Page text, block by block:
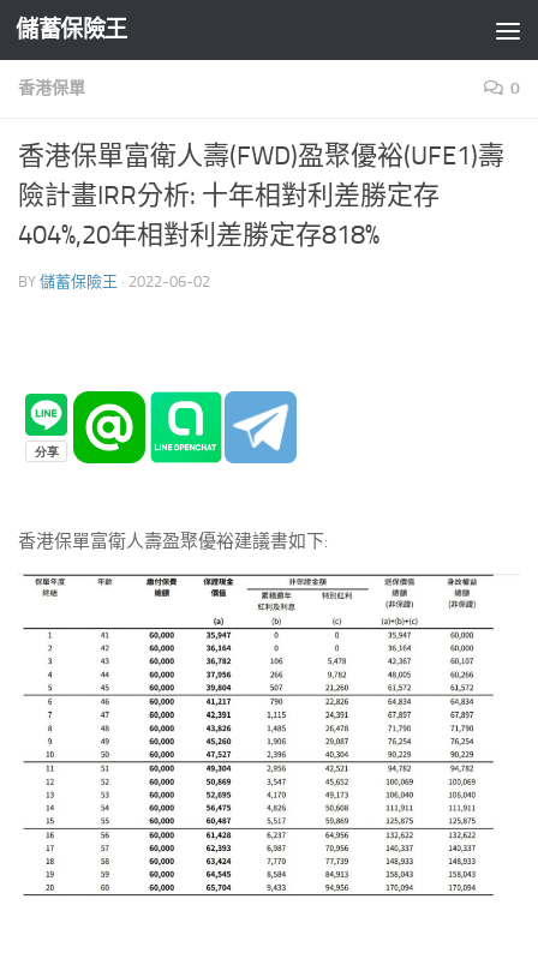
Skip to content
儲蓄保險王
香港保單 0
香港保單富衛人壽(FWD)盈聚優裕(UFE1)壽
險計畫IRR分析: 十年相對利差勝定存
404%,20年相對利差勝定存818%
BY 儲蓄保險王 · 2022-06-02
香港保單富衛人壽盈聚優裕建議書如下: